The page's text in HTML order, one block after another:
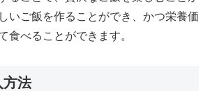
いご飯を作ることができ、かつ栄養価
食べることができます。
方法